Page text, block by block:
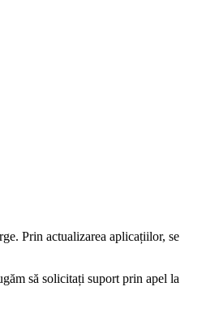
Prin actualizarea aplicațiilor, se
să solicitați suport prin apel la